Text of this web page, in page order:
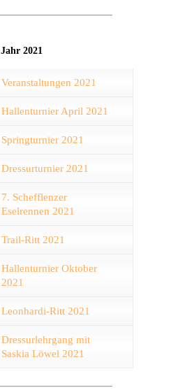
Jahr 2021
Veranstaltungen 2021
Hallenturnier April 2021
Springturnier 2021
Dressurturnier 2021
7. Schefflenzer
Eselrennen 2021
Trail-Ritt 2021
Hallenturnier Oktober
2021
Leonhardi-Ritt 2021
Dressurlehrgang mit
Saskia Löwel 2021